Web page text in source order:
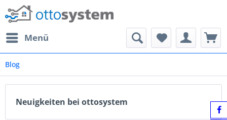
Menü
Blog
Neuigkeiten bei ottosystem